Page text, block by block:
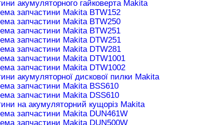
акумуляторного гайковерта Makita
запчастини Makita BTW152
запчастини Makita BTW250
запчастини Makita BTW251
запчастини Makita DTW251
запчастини Makita DTW281
запчастини Makita DTW1001
запчастини Makita DTW1002
акумуляторної дискової пилки Makita
запчастини Makita BSS610
запчастини Makita DSS610
на акумуляторний кущоріз Makita
запчастини Makita DUN461W
запчастини Makita DUN500W